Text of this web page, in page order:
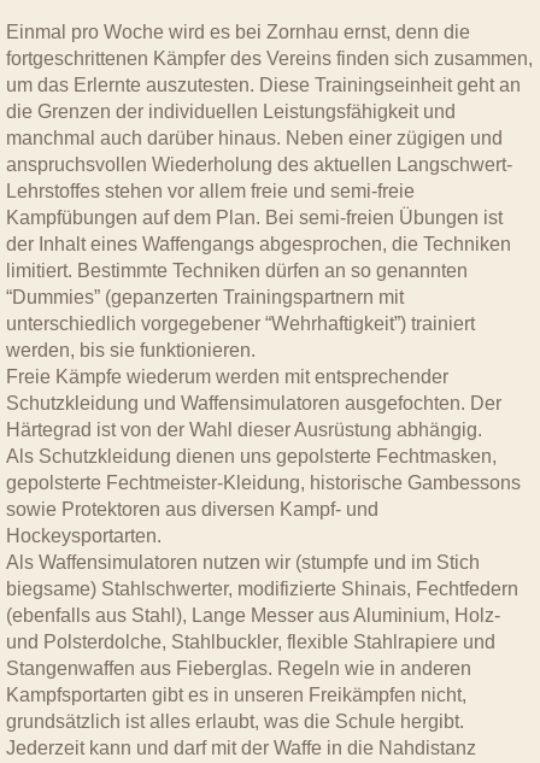
Einmal pro Woche wird es bei Zornhau ernst, denn die
fortgeschrittenen Kämpfer des Vereins finden sich zusammen,
um das Erlernte auszutesten. Diese Trainingseinheit geht an
die Grenzen der individuellen Leistungsfähigkeit und
manchmal auch darüber hinaus. Neben einer zügigen und
anspruchsvollen Wiederholung des aktuellen Langschwert-
Lehrstoffes stehen vor allem freie und semi-freie
Kampfübungen auf dem Plan. Bei semi-freien Übungen ist
der Inhalt eines Waffengangs abgesprochen, die Techniken
limitiert. Bestimmte Techniken dürfen an so genannten
“Dummies” (gepanzerten Trainingspartnern mit
unterschiedlich vorgegebener “Wehrhaftigkeit”) trainiert
werden, bis sie funktionieren.
Freie Kämpfe wiederum werden mit entsprechender
Schutzkleidung und Waffensimulatoren ausgefochten. Der
Härtegrad ist von der Wahl dieser Ausrüstung abhängig.
Als Schutzkleidung dienen uns gepolsterte Fechtmasken,
gepolsterte Fechtmeister-Kleidung, historische Gambessons
sowie Protektoren aus diversen Kampf- und
Hockeysportarten.
Als Waffensimulatoren nutzen wir (stumpfe und im Stich
biegsame) Stahlschwerter, modifizierte Shinais, Fechtfedern
(ebenfalls aus Stahl), Lange Messer aus Aluminium, Holz-
und Polsterdolche, Stahlbuckler, flexible Stahlrapiere und
Stangenwaffen aus Fieberglas. Regeln wie in anderen
Kampfsportarten gibt es in unseren Freikämpfen nicht,
grundsätzlich ist alles erlaubt, was die Schule hergibt.
Jederzeit kann und darf mit der Waffe in die Nahdistanz